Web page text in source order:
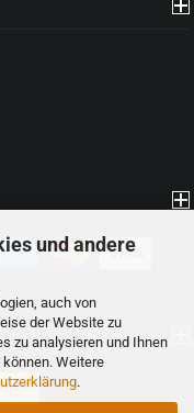
und andere
auch von
der Website zu
zu analysieren und Ihnen
Weitere
.